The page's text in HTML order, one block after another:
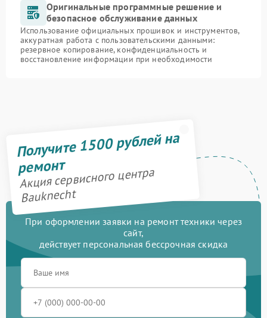
Оригинальные программные решение и
безопасное обслуживание данных
Использование официальных прошивок и инструментов,
аккуратная работа с пользовательскими данными:
резервное копирование, конфиденциальность и
восстановление информации при необходимости
Получите 1500 рублей на
ремонт
Акция сервисного центра
Bauknecht
При оформлении заявки на ремонт техники через
сайт,
действует персональная бессрочная скидка